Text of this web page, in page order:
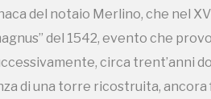
del notaio Merlino, che nel
del 1542, evento che
circa trent’anni
di una torre ricostruita, ancora
mai oggetto di un’analisi
nel dialetto locale per
come allusione ad attacchi
valutati da esperti e non